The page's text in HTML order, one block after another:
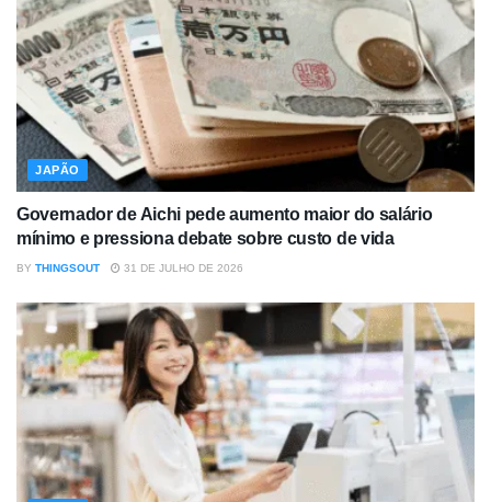
JAPÃO
Governador de Aichi pede aumento maior do salário
mínimo e pressiona debate sobre custo de vida
BY THINGSOUT 31 DE JULHO DE 2026